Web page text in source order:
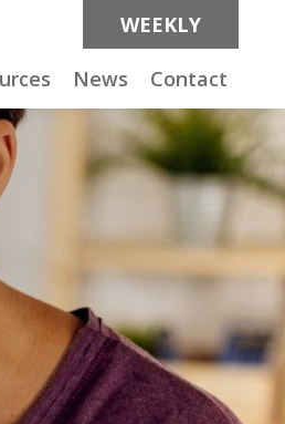
WEEKLY
News Contact